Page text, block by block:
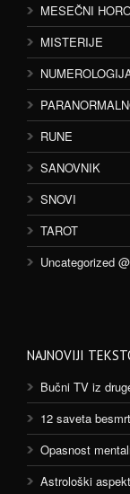
MESEČNI
MISTERIJE
RUNE
SANOVNIK
SNOVI
TAROT
Uncategorized
NAJNOVIJI
Bučni TV iz
12 saveta
Opasnost
Astrološki